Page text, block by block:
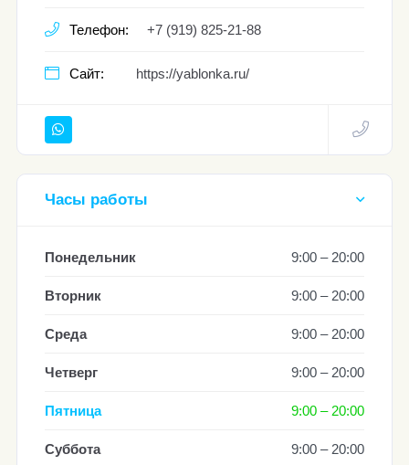
Телефон: +7 (919) 825-21-88
Сайт: https://yablonka.ru/
Часы работы
Понедельник 9:00 – 20:00
Вторник 9:00 – 20:00
Среда 9:00 – 20:00
Четверг 9:00 – 20:00
Пятница 9:00 – 20:00
Суббота 9:00 – 20:00